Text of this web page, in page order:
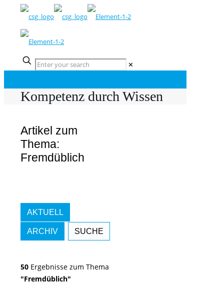
✕
Kompetenz durch Wissen
Artikel zum
Thema:
Fremdüblich
AKTUELL
ARCHIV SUCHE
50 Ergebnisse zum Thema
"Fremdüblich"